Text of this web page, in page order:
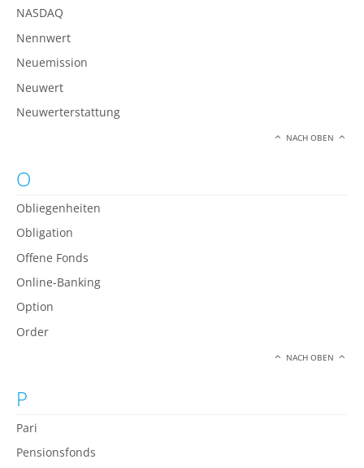
NASDAQ
Nennwert
Neuemission
Neuwert
Neuwerterstattung
NACH OBEN
O
Obliegenheiten
Obligation
Offene Fonds
Online-Banking
Option
Order
NACH OBEN
P
Pari
Pensionsfonds